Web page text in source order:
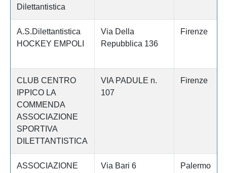
Dilettantistica
A.S.Dilettantistica
HOCKEY EMPOLI
Via Della
Repubblica 136
Firenze
CLUB CENTRO
IPPICO LA
COMMENDA
ASSOCIAZIONE
SPORTIVA
DILETTANTISTICA
VIA PADULE n.
107
Firenze
ASSOCIAZIONE
Via Bari 6 Palermo